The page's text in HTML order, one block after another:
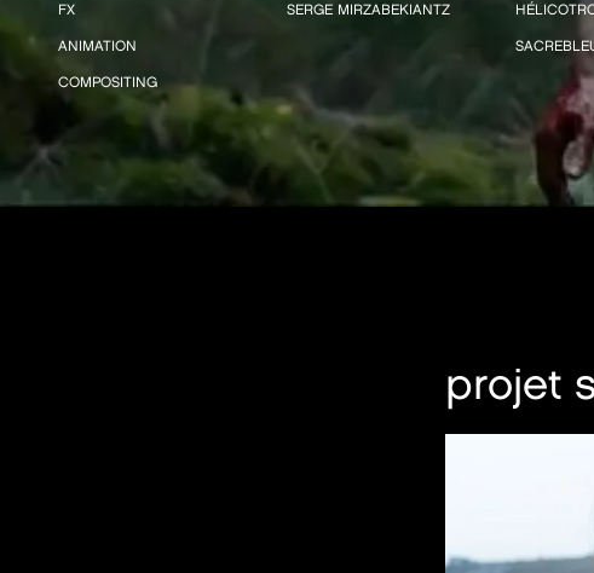
FX
ANIMATION
COMPOSITING
SERGE MIRZABEKIANTZ
projet